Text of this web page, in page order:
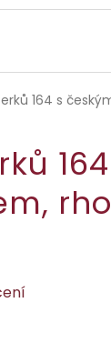
164 s